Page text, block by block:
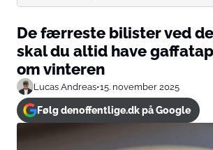
De færreste bilister ved
skal du altid have
om vinteren
Lucas Andreas•15. november 2025
Følg denoffentlige.dk på Google